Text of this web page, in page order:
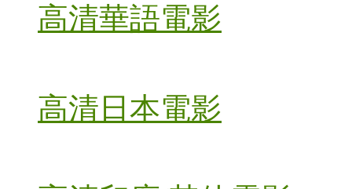
高清華語電影
高清日本電影